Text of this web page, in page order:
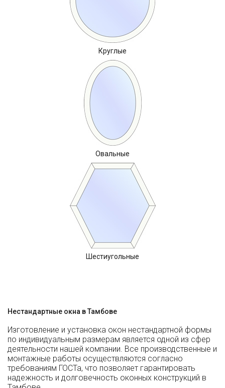
Круглые
Овальные
Шестиугольные
Нестандартные окна в Тамбове
Изготовление и установка окон нестандартной формы
по индивидуальным размерам является одной из сфер
деятельности нашей компании. Все производственные и
монтажные работы осуществляются согласно
требованиям ГОСТа, что позволяет гарантировать
надежность и долговечность оконных конструкций в